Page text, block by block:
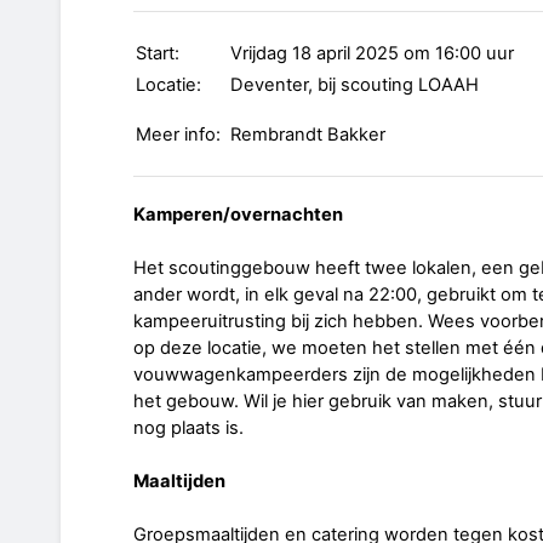
Start:
Vrijdag 18 april 2025 om 16:00 uur
Locatie:
Deventer, bij scouting LOAAH
Meer info: Rembrandt Bakker
Kamperen/overnachten
Het scoutinggebouw heeft twee lokalen, een
ander wordt, in elk geval na 22:00, gebruikt om
kampeeruitrusting bij zich hebben. Wees
op deze locatie, we moeten het stellen met
vouwwagenkampeerders zijn de
het gebouw. Wil je hier gebruik van maken,
nog plaats is.
Maaltijden
Groepsmaaltijden en catering worden tegen